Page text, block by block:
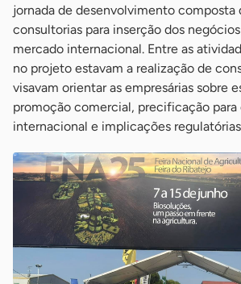
jornada de desenvolvimento composta
consultorias para inserção dos
mercado internacional. Entre as
no projeto estavam a realização de
visavam orientar as empresárias sobre
promoção comercial, precificação para
internacional e implicações